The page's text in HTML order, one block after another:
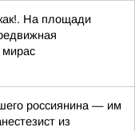
На площади
россиянина — им
из